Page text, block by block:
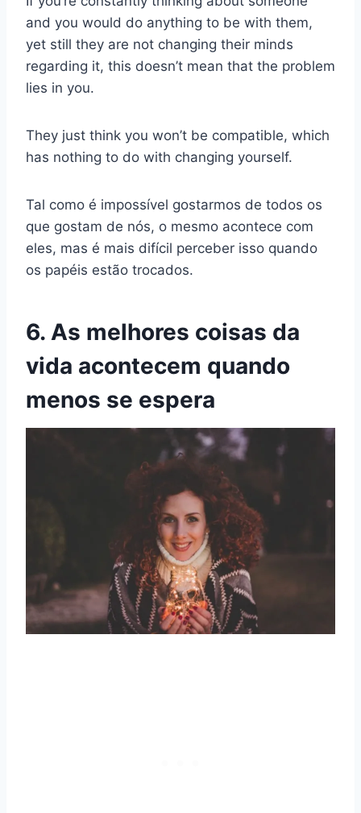
and you would do anything to be with them,
yet still they are not changing their minds
regarding it, this doesn’t mean that the problem
lies in you.
They just think you won’t be compatible, which
has nothing to do with changing yourself.
Tal como é impossível gostarmos de todos os
que gostam de nós, o mesmo acontece com
eles, mas é mais difícil perceber isso quando
os papéis estão trocados.
6. As melhores coisas da
vida acontecem quando
menos se espera